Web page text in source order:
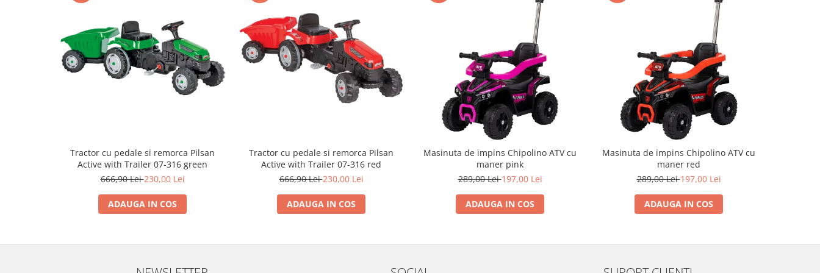
Wonderworld
Tractor cu pedale si remorca Pilsan
Active with Trailer 07-316 green
666,90 Lei230,00 Lei
ADAUGA IN COS
Tractor cu pedale si remorca Pilsan
Active with Trailer 07-316 red
666,90 Lei230,00 Lei
ADAUGA IN COS
Masinuta de impins Chipolino ATV cu
maner pink
289,00 Lei197,00 Lei
ADAUGA IN COS
Masinuta de impins Chipolino ATV cu
maner red
289,00 Lei197,00 Lei
ADAUGA IN COS